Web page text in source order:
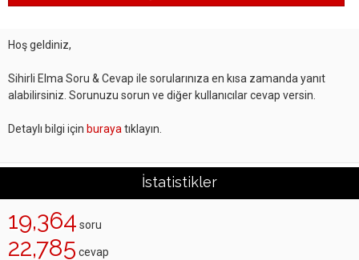
Hoş geldiniz,
Sihirli Elma Soru & Cevap ile sorularınıza en kısa zamanda yanıt
alabilirsiniz. Sorunuzu sorun ve diğer kullanıcılar cevap versin.
Detaylı bilgi için buraya tıklayın.
İstatistikler
19,364 soru
22,785 cevap